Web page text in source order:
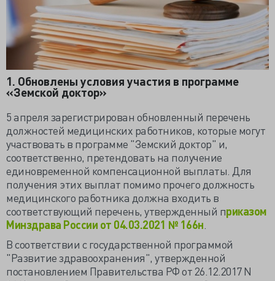
1. Обновлены условия участия в программе
«Земской доктор»
5 апреля зарегистрирован обновленный перечень
должностей медицинских работников, которые могут
участвовать в программе "Земский доктор" и,
соответственно, претендовать на получение
единовременной компенсационной выплаты. Для
получения этих выплат помимо прочего должность
медицинского работника должна входить в
соответствующий перечень, утвержденный приказом
Минздрава России от 04.03.2021 № 166н
В соответствии с государственной программой
"Развитие здравоохранения", утвержденной
постановлением Правительства РФ от 26.12.2017 N